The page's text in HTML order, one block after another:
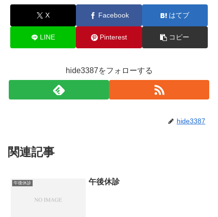
X Facebook はてブ
LINE Pinterest コピー
hide3387をフォローする
hide3387
関連記事
午後休診 午後休診